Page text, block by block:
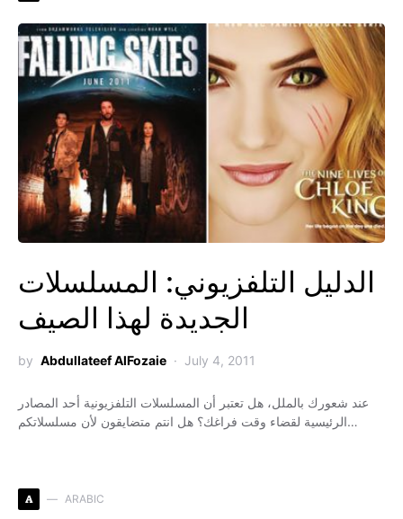
الدليل التلفزيوني: المسلسلات
الجديدة لهذا الصيف
by Abdullateef AlFozaie July 4, 2011
عند شعورك بالملل، هل تعتبر أن المسلسلات التلفزيونية أحد المصادر
الرئيسية لقضاء وقت فراغك؟ هل انتم متضايقون لأن مسلسلاتكم…
A ARABIC